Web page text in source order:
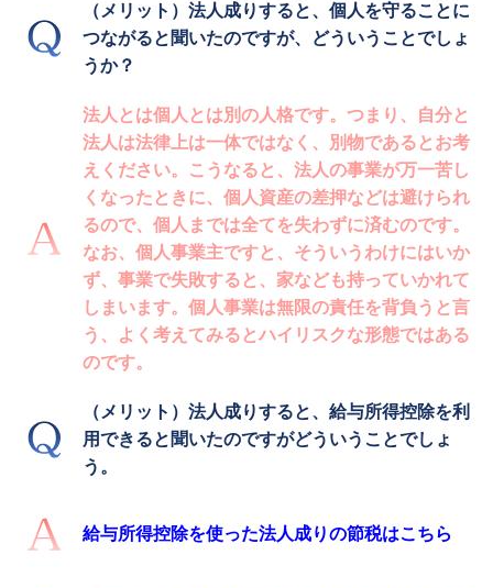
（メリット）法人成りすると、個人を守ることに
つながると聞いたのですが、どういうことでしょ
うか？
法人とは個人とは別の人格です。つまり、自分と
法人は法律上は一体ではなく、別物であるとお考
えください。こうなると、法人の事業が万一苦し
くなったときに、個人資産の差押などは避けられ
るので、個人までは全てを失わずに済むのです。
なお、個人事業主ですと、そういうわけにはいか
ず、事業で失敗すると、家なども持っていかれて
しまいます。個人事業は無限の責任を背負うと言
う、よく考えてみるとハイリスクな形態ではある
のです。
（メリット）法人成りすると、給与所得控除を利
用できると聞いたのですがどういうことでしょ
う。
給与所得控除を使った法人成りの節税はこちら